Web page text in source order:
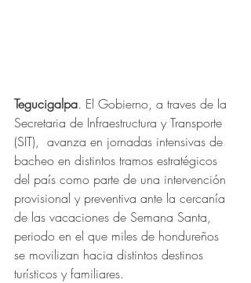
Tegucigalpa. El Gobierno, a traves de la
Secretaria de Infraestructura y Transporte
(SIT),  avanza en jornadas intensivas de
bacheo en distintos tramos estratégicos
del país como parte de una intervención
provisional y preventiva ante la cercanía
de las vacaciones de Semana Santa,
periodo en el que miles de hondureños
se movilizan hacia distintos destinos
turísticos y familiares.